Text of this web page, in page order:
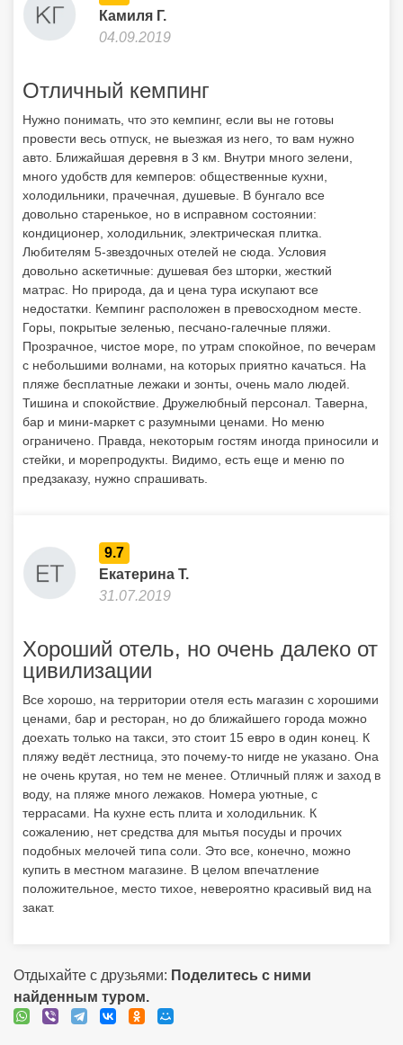
Камиля Г.
04.09.2019
Отличный кемпинг
Нужно понимать, что это кемпинг, если вы не готовы
провести весь отпуск, не выезжая из него, то вам нужно
авто. Ближайшая деревня в 3 км. Внутри много зелени,
много удобств для кемперов: общественные кухни,
холодильники, прачечная, душевые. В бунгало все
довольно старенькое, но в исправном состоянии:
кондиционер, холодильник, электрическая плитка.
Любителям 5-звездочных отелей не сюда. Условия
довольно аскетичные: душевая без шторки, жесткий
матрас. Но природа, да и цена тура искупают все
недостатки. Кемпинг расположен в превосходном месте.
Горы, покрытые зеленью, песчано-галечные пляжи.
Прозрачное, чистое море, по утрам спокойное, по вечерам
с небольшими волнами, на которых приятно качаться. На
пляже бесплатные лежаки и зонты, очень мало людей.
Тишина и спокойствие. Дружелюбный персонал. Таверна,
бар и мини-маркет с разумными ценами. Но меню
ограничено. Правда, некоторым гостям иногда приносили и
стейки, и морепродукты. Видимо, есть еще и меню по
предзаказу, нужно спрашивать.
9.7
Екатерина Т.
31.07.2019
Хороший отель, но очень далеко от
цивилизации
Все хорошо, на территории отеля есть магазин с хорошими
ценами, бар и ресторан, но до ближайшего города можно
доехать только на такси, это стоит 15 евро в один конец. К
пляжу ведёт лестница, это почему-то нигде не указано. Она
не очень крутая, но тем не менее. Отличный пляж и заход в
воду, на пляже много лежаков. Номера уютные, с
террасами. На кухне есть плита и холодильник. К
сожалению, нет средства для мытья посуды и прочих
подобных мелочей типа соли. Это все, конечно, можно
купить в местном магазине. В целом впечатление
положительное, место тихое, невероятно красивый вид на
закат.
Отдыхайте с друзьями: Поделитесь с ними
найденным туром.